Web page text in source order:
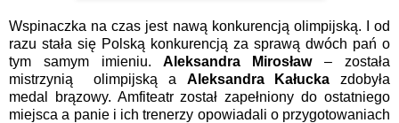
Wspinaczka na czas jest nawą konkurencją olimpijską. I od
razu stała się Polską konkurencją za sprawą dwóch pań o
tym samym imieniu. Aleksandra Mirosław– została
mistrzynią
olimpijską a Aleksandra Kałucka zdobyła
medal brązowy. Amfiteatr został zapełniony do ostatniego
miejsca a panie i ich trenerzy opowiadali o przygotowaniach